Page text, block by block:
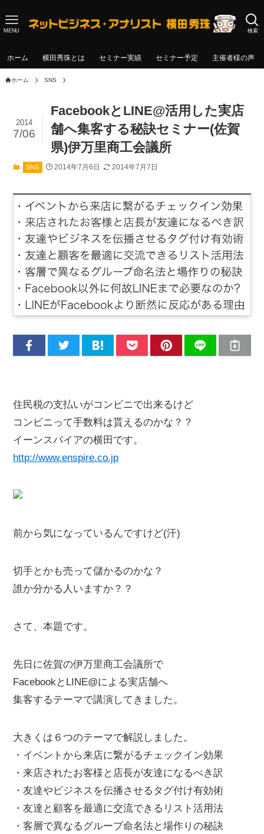
検索
MENU
ホーム 横田秀珠とは セミナー実績 セミナー予定 主催者様の声
ホーム SNS
FacebookとLINE@活用した実店
舗へ集客する秘訣セミナー(佐賀
県)伊万里商工会議所
2014
7/06
SNS 2014年7月6日 2014年7月7日
住民税の支払いがコンビニで出来るけど
コンビニって手数料は貰えるのかな？？
イーンスパイアの横田です。
http://www.enspire.co.jp
前から気になっているんですけど(汗)
切手とかも売って儲かるのかな？
誰か分かる人いますか？？
さて、本題です。
先日に佐賀の伊万里商工会議所で
FacebookとLINE@による実店舗へ
集客するテーマで講演してきました。
大きくは６つのテーマで解説しました。
・イベントから来店に繋がるチェックイン効果
・来店されたお客様と店長が友達になるべき訳
・友達やビジネスを伝播させるタグ付け有効術
・友達と顧客を最適に交流できるリスト活用法
・客層で異なるグループ命名法と場作りの秘訣